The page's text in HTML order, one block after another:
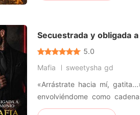
Secuestrada y obligada
5.0
Mafia
sweetysha gd
«Arrástrate hacia mí,
envolviéndome como
libertad. Un viaje de chicas.